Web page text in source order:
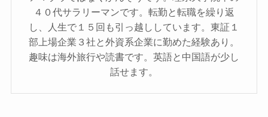
４０代サラリーマンです。転勤と転職を繰り返
し、人生で１５回も引っ越ししています。東証１
部上場企業３社と外資系企業に勤めた経験あり。
趣味は海外旅行や読書です。英語と中国語が少し
話せます。